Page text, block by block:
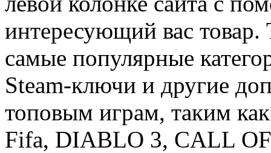
интересующий вас
самые популярные
Steam-ключи и другие
топовым играм, таким
Fifa, DIABLO 3, CALL